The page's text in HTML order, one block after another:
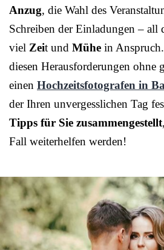
Anzug, die Wahl des
Schreiben der Einladungen – all
viel Zeit und Mühe in
diesen Herausforderungen ohne
einen Hochzeitsfotografen in
der Ihren unvergesslichen Tag
Tipps für Sie zusammengestellt
Fall weiterhelfen werden!